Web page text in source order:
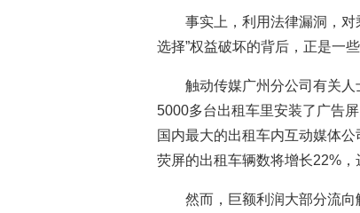
事实上，利用法律漏洞，
选择”权益破坏的背后，正是一些
触动传媒广州分公司有关
5000多台出租车里安装了广告
国内最大的出租车内互动媒体
荧屏的出租车辆数将增长22%
然而，巨额利润大部分流